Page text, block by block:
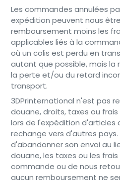
Les commandes annulées
expédition peuvent nous
remboursement moins les
applicables liés à la
où un colis est perdu en
autant que possible, mais la
la perte et/ou du retard
transport.
3DPrinternational n'est pas
douane, droits, taxes ou
lors de l'expédition d'articles
rechange vers d'autres
d'abandonner son envoi au
douane, les taxes ou les
commande ou de nous
aucun remboursement ne